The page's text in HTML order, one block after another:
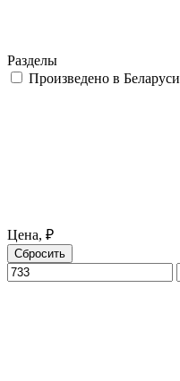
Разделы
Произведено в Беларуси
Цена, ₽
Сбросить